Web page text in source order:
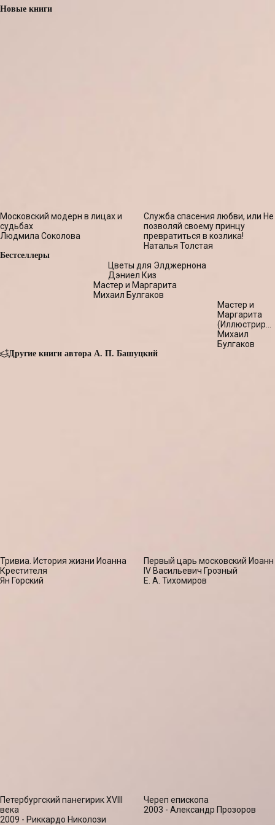
Новые книги
Московский модерн в лицах и
судьбах
Людмила Соколова
Служба спасения любви, или Не
позволяй своему принцу
превратиться в козлика!
Наталья Толстая
Бестселлеры
Цветы для Элджернона
Дэниел Киз
Мастер и Маргарита
Михаил Булгаков
Мастер и
Маргарита
издание)
Михаил
Булгаков
Другие книги автора А. П. Башуцкий
Тривиа. История жизни Иоанна
Крестителя
Ян Горский
Первый царь московский Иоанн
IV Васильевич Грозный
Е. А. Тихомиров
Петербургский панегирик ХVIII
века
2009 - Риккардо Николози
Череп епископа
2003 - Александр Прозоров